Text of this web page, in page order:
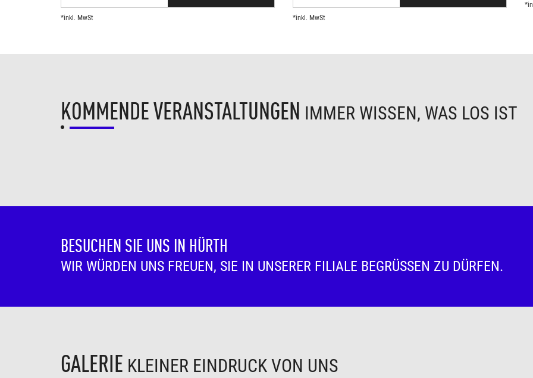
*inkl. MwSt *inkl. MwSt
KOMMENDE VERANSTALTUNGEN IMMER WISSEN, WAS LOS IST
BESUCHEN SIE UNS IN HÜRTH
WIR WÜRDEN UNS FREUEN, SIE IN UNSERER FILIALE BEGRÜSSEN ZU DÜRFEN.
GALERIE KLEINER EINDRUCK VON UNS